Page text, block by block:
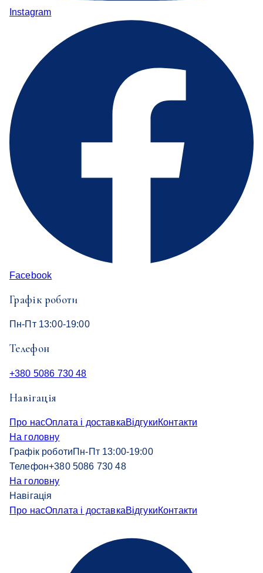
Instagram
Facebook
Графік роботи
Пн-Пт 13:00-19:00
Телефон
+380 5086 730 48
Навігація
Про насОплата і доставкаВідгукиКонтакти
На головну
Графік роботиПн-Пт 13:00-19:00
Телефон+380 5086 730 48
На головну
Навігація
Про насОплата і доставкаВідгукиКонтакти